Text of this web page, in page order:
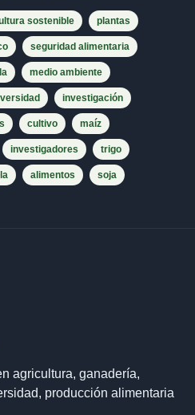
sostenible plantas
seguridad alimentaria
medio ambiente
investigación
cultivo maíz
investigadores trigo
alimentos soja
agricultura, ganadería,
producción alimentaria